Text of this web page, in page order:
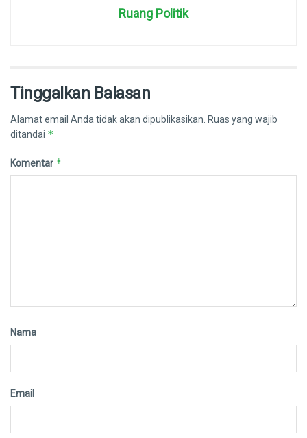
Ruang Politik
Tinggalkan Balasan
Alamat email Anda tidak akan dipublikasikan. Ruas yang wajib
ditandai *
Komentar *
Nama
Email